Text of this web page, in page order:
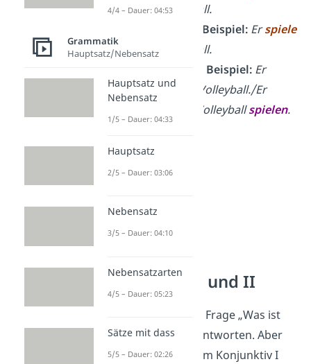
gerne Volleyball.
– Beispiel: Erspiele
gerne Volleyball.
– Beispiel: Er
spieltegerne Volleyball./Er
gerne Volleyballspielen.
Konjunktiv I und II
Jetzt kannst du die Frage „Was ist
ein Indikativ?“ beantworten. Aber
wie sieht es mit dem Konjunktiv I
4/4 – Dauer: 04:53
Grammatik
Hauptsatz/Nebensatz
Hauptsatz und
Nebensatz
1/5 – Dauer: 04:33
Hauptsatz
2/5 – Dauer: 03:06
Nebensatz
3/5 – Dauer: 04:10
Nebensatzarten
4/5 – Dauer: 05:23
Sätze mit dass
5/5 – Dauer: 02:26